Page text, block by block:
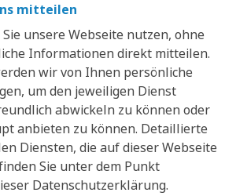
mitteilen
unsere Webseite nutzen, ohne
Informationen direkt mitteilen.
wir von Ihnen persönliche
um den jeweiligen Dienst
abwickeln zu können oder
anbieten zu können. Detaillierte
Diensten, die auf dieser Webseite
Sie unter dem Punkt
Datenschutzerklärung.